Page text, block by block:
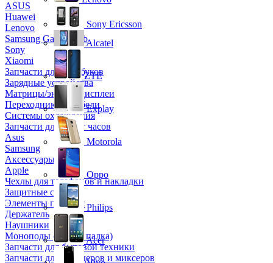
ASUS
Huawei
Lenovo
Samsung Galaxy Tab
Sony
Xiaomi
Запчасти для ноутбуков
Зарядные устройства
Матрицы/экраны/дисплеи
Переходники и кабели
Системы охлаждения
Запчасти для смарт часов
Asus
Samsung
Аксессуары
Apple
Чехлы для телефонов и накладки
Защитные стекла
Элементы питания
Держатель
Наушники
Моноподы (Селфи палка)
Запчасти для бытовой техники
Запчасти для блендеров и миксеров
Sony Ericsson
Alcatel
ZTE
Explay
Motorola
Oppo
Philips
Acer